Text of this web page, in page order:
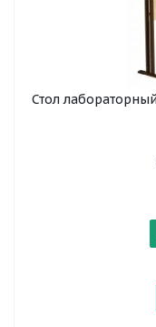
Стол